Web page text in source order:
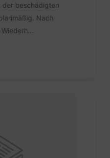
der beschädigten
Nach